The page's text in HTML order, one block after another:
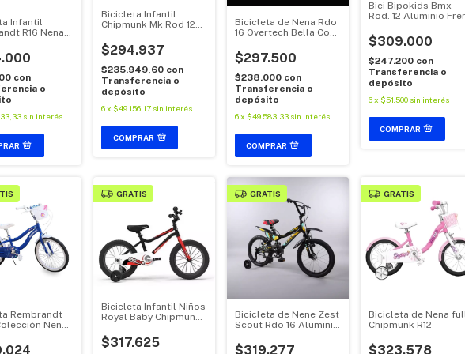
Infantil
R16 Nena
con
o
sin interés
Bicicleta Infantil
Chipmunk Mk Rod 12
$294.937
$235.949,60 con
Transferencia o
depósito
6x $49.156,17 sin interés
COMPRAR
Bicicleta de Nena Rdo
16 Overtech Bella Con
V.Brake
$297.500
$238.000 con
Transferencia o
depósito
6x $49.583,33 sin interés
Bici Bipokids Bmx
Rod. 12 Aluminio
$309.000
$247.200 con
Transferencia o
depósito
6x $51.500 sin interés
Rembrandt
Nena
GRATIS
Bicicleta Infantil Niños
Royal Baby Chipmunk
$317.625
GRATIS
Bicicleta de Nene Zest
Scout Rdo 16 Aluminio
$319.277
GRATIS
Bicicleta de Nena
Chipmunk R12
$323.578